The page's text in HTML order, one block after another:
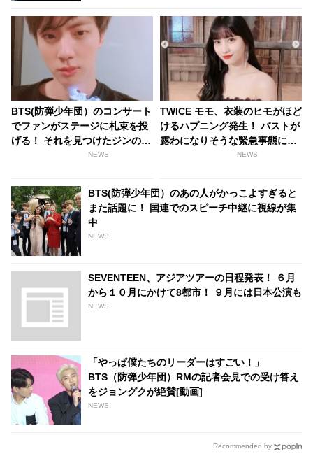
BTS(防弾少年団）のコンサート
でファンがステージに札束を投
げる！ それを見つけたジンの意
外な反応は・・？NEWS
TWICE モモ、衣装のヒモがほど
けるハプニング発生！ バストが
露わになりそうな緊急事態に彼
女の対応は・・？[動画あり]
NEWS
BTS(防弾少年団）のあの人がかっこよすぎると
また話題に！ 国連でのスピーチ中継に視線が集
中
NEWS
SEVENTEEN、アジアツアーの日程発表！ ６月
から１０月にかけて8都市！ ９月には日本公演も
NEWS
「やっぱ僕たちのリーダーはすごい！」
BTS（防弾少年団）RMの記者会見での受け答え
をジョングクが絶賛[動画]
NEWS
Recommended by